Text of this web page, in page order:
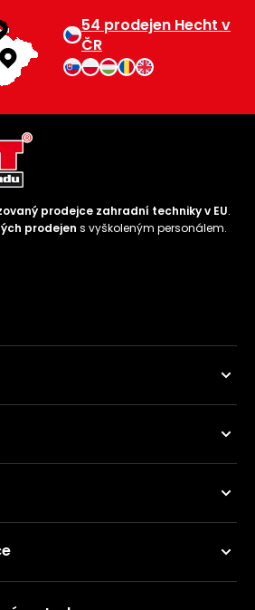
54 prodejen Hecht v
ČR
prodejce zahradní techniky v EU.
prodejen s vyškoleným personálem.